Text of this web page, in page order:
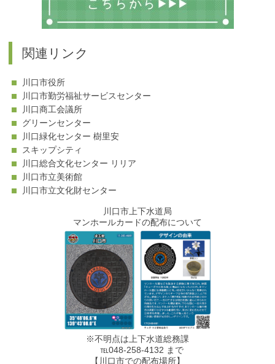
関連リンク
川口市役所
川口市勤労福祉サービスセンター
川口商工会議所
グリーンセンター
川口緑化センター 樹里安
スキップシティ
川口総合文化センター リリア
川口市立美術館
川口市立文化財センター
川口市上下水道局
マンホールカードの配布について
※不明点は上下水道総務課
℡048-258-4132 まで
【川口市での配布場所】